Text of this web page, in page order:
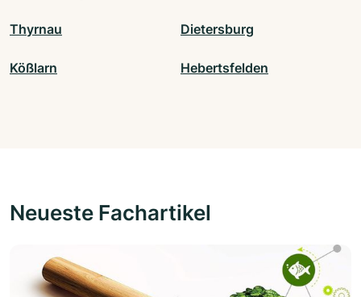
Thyrnau Dietersburg
Kößlarn Hebertsfelden
Neueste Fachartikel